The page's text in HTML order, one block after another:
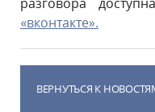
«вконтакте».
ВЕРНУТЬСЯ К